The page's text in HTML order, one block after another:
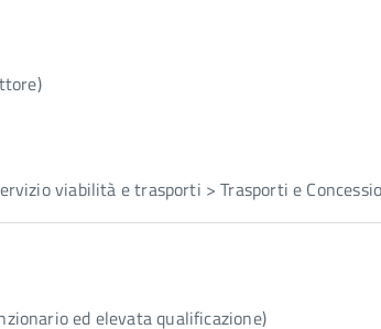
viabilità e trasporti > Trasporti e
ed elevata qualificazione)